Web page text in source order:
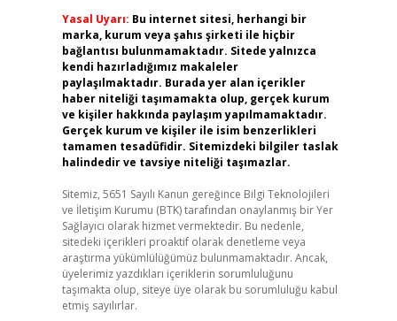
Yasal Uyarı: Bu internet sitesi, herhangi bir
marka, kurum veya şahıs şirketi ile hiçbir
bağlantısı bulunmamaktadır. Sitede yalnızca
kendi hazırladığımız makaleler
paylaşılmaktadır. Burada yer alan içerikler
haber niteliği taşımamakta olup, gerçek kurum
ve kişiler hakkında paylaşım yapılmamaktadır.
Gerçek kurum ve kişiler ile isim benzerlikleri
tamamen tesadüfidir. Sitemizdeki bilgiler taslak
halindedir ve tavsiye niteliği taşımazlar.
Sitemiz, 5651 Sayılı Kanun gereğince Bilgi Teknolojileri
ve İletişim Kurumu (BTK) tarafından onaylanmış bir Yer
Sağlayıcı olarak hizmet vermektedir. Bu nedenle,
sitedeki içerikleri proaktif olarak denetleme veya
araştırma yükümlülüğümüz bulunmamaktadır. Ancak,
üyelerimiz yazdıkları içeriklerin sorumluluğunu
taşımakta olup, siteye üye olarak bu sorumluluğu kabul
etmiş sayılırlar.